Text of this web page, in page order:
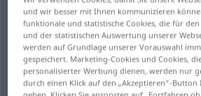
Übersicht aller Übersetzungen
(Für mehr Details die Übersetzung
get tarted up
und wir besser mit Ihnen kommunizieren
funktionale und statistische Cookies, die für
und der statistischen Auswertung unserer
werden auf Grundlage unserer Vorauswahl
gespeichert. Marketing-Cookies und Cookies,
personalisierter Werbung dienen, werden nur
durch einen Klick auf den „Akzeptieren“-